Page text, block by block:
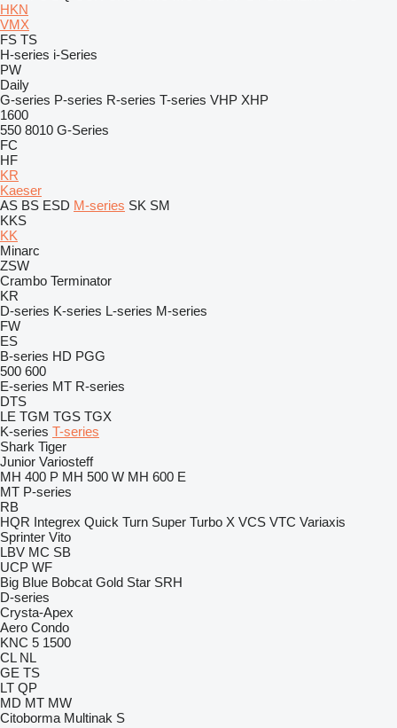
HKN
VMX
FS TS
H-series i-Series
PW
Daily
G-series P-series R-series T-series VHP XHP
1600
550 8010 G-Series
FC
HF
KR
Kaeser
AS BS ESD M-series SK SM
KKS
KK
Minarc
ZSW
Crambo Terminator
KR
D-series K-series L-series M-series
FW
ES
B-series HD PGG
500 600
E-series MT R-series
DTS
LE TGM TGS TGX
K-series T-series
Shark Tiger
Junior Variosteff
MH 400 P MH 500 W MH 600 E
MT P-series
RB
HQR Integrex Quick Turn Super Turbo X VCS VTC Variaxis
Sprinter Vito
LBV MC SB
UCP WF
Big Blue Bobcat Gold Star SRH
D-series
Crysta-Apex
Aero Condo
KNC 5 1500
CL NL
GE TS
LT QP
MD MT MW
Citoborma Multinak S